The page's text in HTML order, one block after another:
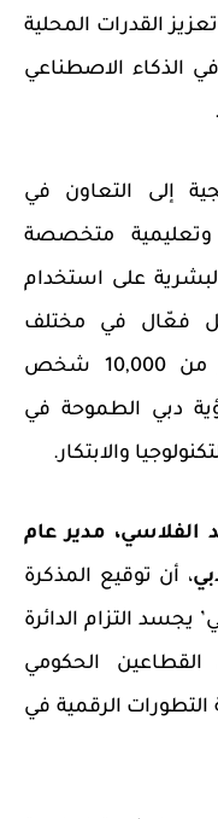
القدرات المحلية
الذكاء الاصطناعي
إلى التعاون في
وتعليمية متخصصة
على استخدام
فعّال في مختلف
، وتدريب أكثر من 10,000 شخص
مع رؤية دبي الطموحة في
والابتكار.
الفلاسي، مدير عام
، أن توقيع المذكرة
’ يجسد التزام الدائرة
الحكومي
الرقمية في